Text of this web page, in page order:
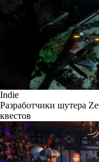
Indie
Разработчики шутера
квестов